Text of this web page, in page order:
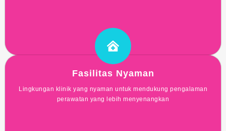
Fasilitas Nyaman
Lingkungan klinik yang nyaman untuk mendukung pengalaman
perawatan yang lebih menyenangkan